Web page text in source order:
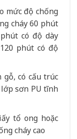
mức độ chống
cháy 60 phút
có độ dày
phút có độ
gỗ, có cấu trúc
sơn PU tĩnh
tổ ong hoặc
cháy cao